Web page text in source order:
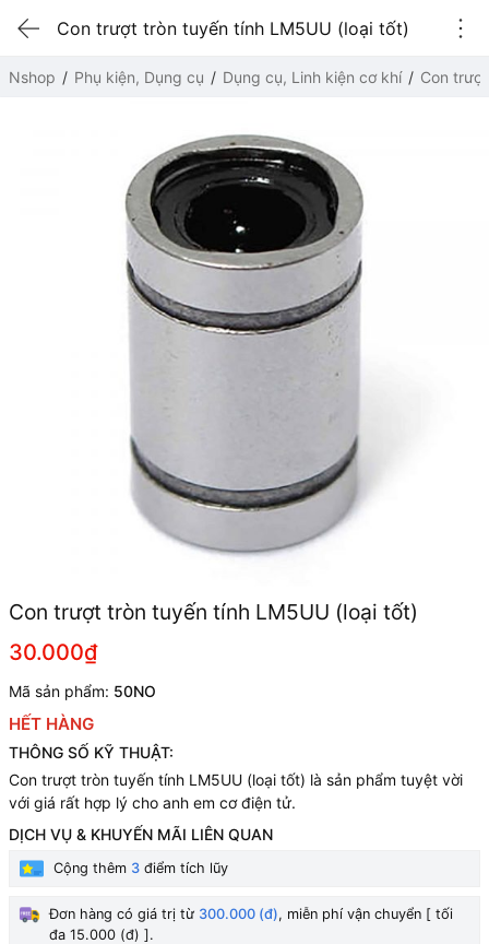
Con trượt tròn tuyến tính LM5UU (loại tốt)
Nshop Phụ kiện, Dụng cụ Dụng cụ, Linh kiện cơ khí Con trượt
Con trượt tròn tuyến tính LM5UU (loại tốt)
30.000₫
Mã sản phẩm: 50NO
HẾT HÀNG
THÔNG SỐ KỸ THUẬT:
Con trượt tròn tuyến tính LM5UU (loại tốt) là sản phẩm tuyệt vời
với giá rất hợp lý cho anh em cơ điện tử.
DỊCH VỤ & KHUYẾN MÃI LIÊN QUAN
Cộng thêm 3 điểm tích lũy
Đơn hàng có giá trị từ 300.000 (đ), miễn phí vận chuyển [ tối
đa 15.000 (đ) ].